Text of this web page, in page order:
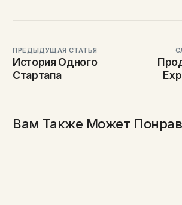
ПРЕДЫДУЩАЯ СТАТЬЯ
История Одного
Стартапа
Вам Также Может